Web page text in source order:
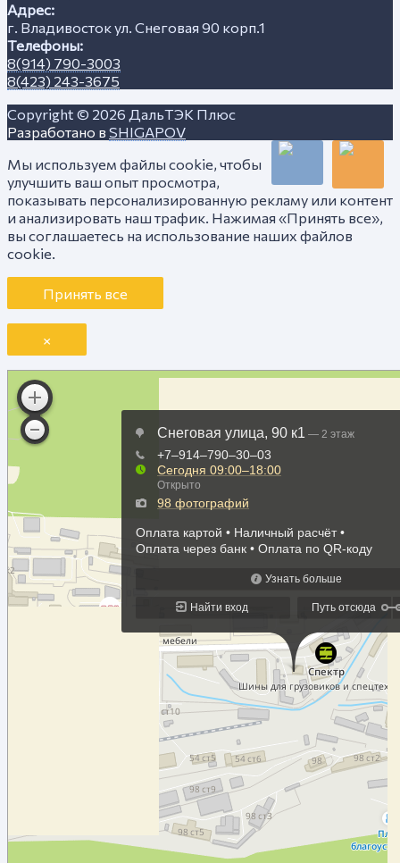
Адрес:
г. Владивосток ул. Снеговая 90 корп.1
Телефоны:
8(914) 790-3003
8(423) 243-3675
Copyright © 2026 ДальТЭК Плюс
Разработано в SHIGAPOV
Мы используем файлы cookie, чтобы
улучшить ваш опыт просмотра,
показывать персонализированную рекламу или контент
и анализировать наш трафик. Нажимая «Принять все»,
вы соглашаетесь на использование наших файлов
cookie.
Принять все
×